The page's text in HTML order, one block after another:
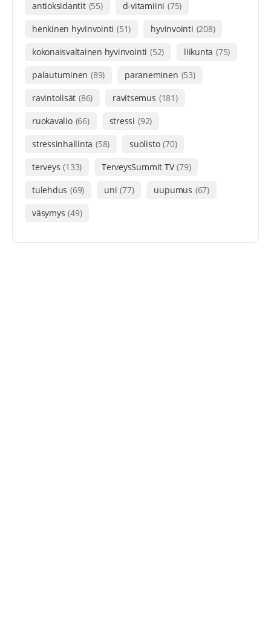
antioksidantit (55) d-vitamiini (75)
henkinen hyvinvointi (51) hyvinvointi (208)
kokonaisvaltainen hyvinvointi (52) liikunta (75)
palautuminen (89) paraneminen (53)
ravintolisät (86) ravitsemus (181)
ruokavalio (66) stressi (92)
stressinhallinta (58) suolisto (70)
terveys (133) TerveysSummit TV (79)
tulehdus (69) uni (77) uupumus (67)
väsymys (49)